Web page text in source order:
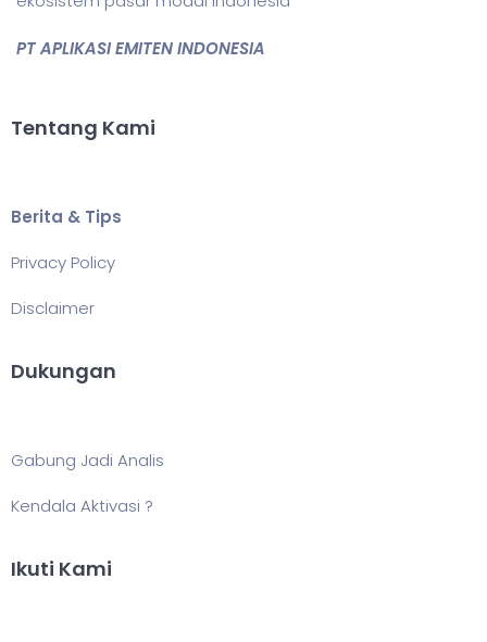
PT APLIKASI EMITEN INDONESIA
Tentang Kami
Berita & Tips
Privacy Policy
Disclaimer
Dukungan
Gabung Jadi Analis
Kendala Aktivasi ?
Ikuti Kami